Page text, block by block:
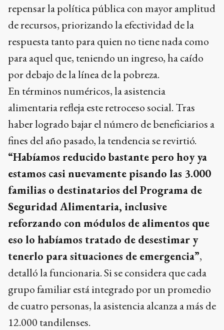
repensar la política pública con mayor amplitud
de recursos, priorizando la efectividad de la
respuesta tanto para quien no tiene nada como
para aquel que, teniendo un ingreso, ha caído
por debajo de la línea de la pobreza.
En términos numéricos, la asistencia
alimentaria refleja este retroceso social. Tras
haber logrado bajar el número de beneficiarios a
fines del año pasado, la tendencia se revirtió.
“Habíamos reducido bastante pero hoy ya
estamos casi nuevamente pisando las 3.000
familias o destinatarios del Programa de
Seguridad Alimentaria, inclusive
reforzando con módulos de alimentos que
eso lo habíamos tratado de desestimar y
tenerlo para situaciones de emergencia”,
detalló la funcionaria. Si se considera que cada
grupo familiar está integrado por un promedio
de cuatro personas, la asistencia alcanza a más de
12.000 tandilenses.